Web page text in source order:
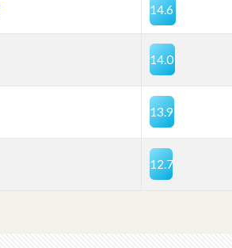
14.6
14.0
13.9
12.7